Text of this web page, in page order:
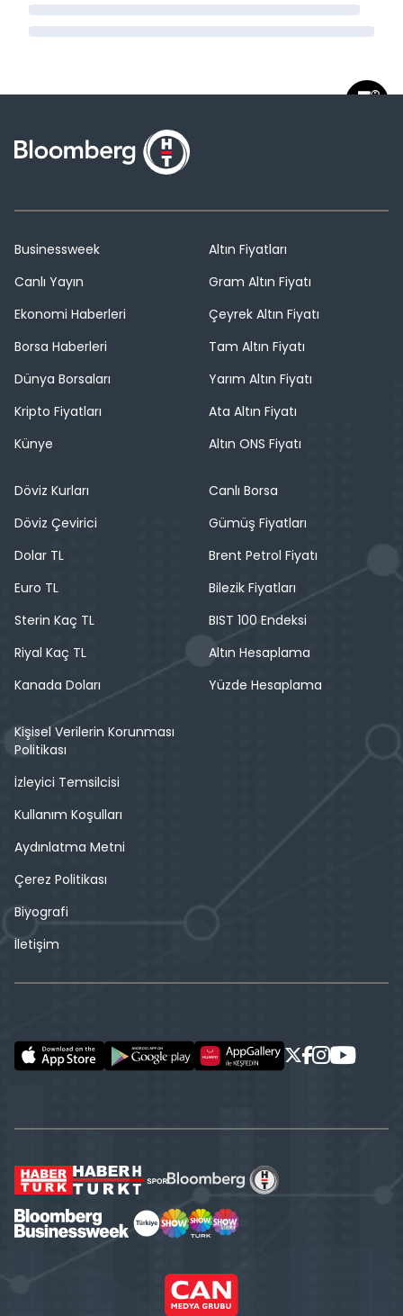
Businessweek
Canlı Yayın
Ekonomi Haberleri
Borsa Haberleri
Dünya Borsaları
Kripto Fiyatları
Künye
Altın Fiyatları
Gram Altın Fiyatı
Çeyrek Altın Fiyatı
Tam Altın Fiyatı
Yarım Altın Fiyatı
Ata Altın Fiyatı
Altın ONS Fiyatı
Döviz Kurları
Döviz Çevirici
Dolar TL
Euro TL
Sterin Kaç TL
Riyal Kaç TL
Kanada Doları
Canlı Borsa
Gümüş Fiyatları
Brent Petrol Fiyatı
Bilezik Fiyatları
BIST 100 Endeksi
Altın Hesaplama
Yüzde Hesaplama
Kişisel Verilerin Korunması
Politikası
İzleyici Temsilcisi
Kullanım Koşulları
Aydınlatma Metni
Çerez Politikası
Biyografi
İletişim